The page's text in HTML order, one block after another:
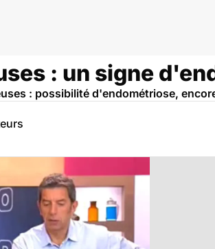
: un signe
: possibilité d'endométriose,